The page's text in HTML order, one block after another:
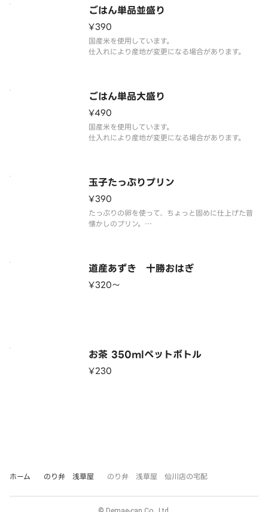
ごはん単品並盛り
¥390
国産米を使用しています。
ごはん単品大盛り
¥490
国産米を使用しています。
玉子たっぷりプリン
¥390
たっぷりの卵を使って、ちょっと固めに仕上げた昔
懐かしのプリン。
道産あずき 十勝おはぎ
¥320〜
お茶 350mlペットボトル
¥230
ホーム のり弁 浅草屋 のり弁 浅草屋 仙川店の宅配